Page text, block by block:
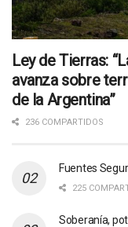
Ley de Tierras:
avanza sobre
de la Argentina”
236 COMPARTIDOS
Fuentes
225
Soberanía,